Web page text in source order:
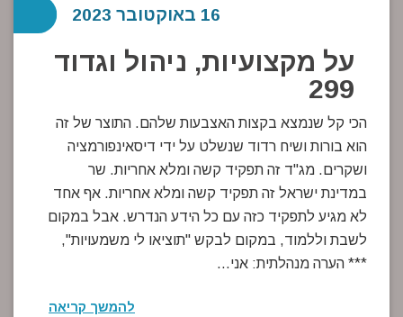
על מקצועיות, ניהול וגדוד
299
הכי קל שנמצא בקצות האצבעות שלהם. התוצר של זה
הוא בורות ושיח רדוד שנשלט על ידי דיסאינפורמציה
ושקרים. מג"ד זה תפקיד קשה ומלא אחריות. שר
במדינת ישראל זה תפקיד קשה ומלא אחריות. אף אחד
לא מגיע לתפקיד כזה עם כל הידע הנדרש. אבל במקום
לשבת וללמוד, במקום לבקש "תוציאו לי משמעויות",
*** הערה מנהלתית: אני…
להמשך קריאה
16 באוקטובר 2023